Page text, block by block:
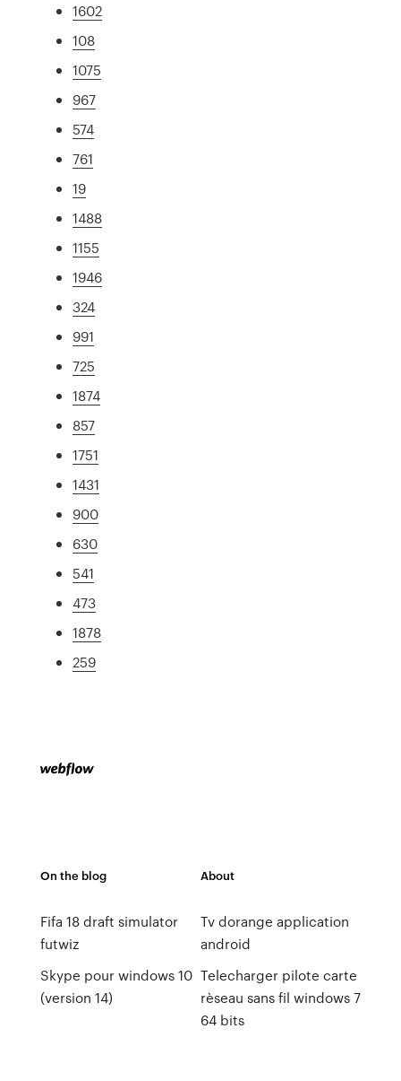
1602
108
1075
967
574
761
19
1488
1155
1946
324
991
725
1874
857
1751
1431
900
630
541
473
1878
259
On the blog
Fifa 18 draft simulator
futwiz
Skype pour windows 10
(version 14)
About
Tv dorange application
android
Telecharger pilote carte
rèseau sans fil windows 7
64 bits